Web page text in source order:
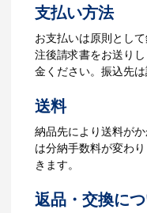
ら、ご注文書をお送り
【名入れをする場合
ータをご入稿頂き、
ータでご確認いただ
4.納品
【名入れをする場合
３週間程度で納品と
【名入れなしの場合
～5営業日程度で納品
ご利用
支払い方法
お支払いは原則とし
注後請求書をお送り
金ください。振込先
送料
納品先により送料が
は分納手数料が変わ
きます。
返品・交換に